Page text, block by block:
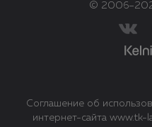
©
Соглашение об
интернет-сайта www.tk-